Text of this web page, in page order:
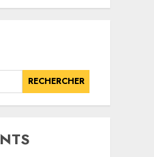
RECHERCHER